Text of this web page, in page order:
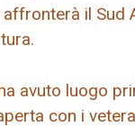
il Sud
avuto luogo
con i